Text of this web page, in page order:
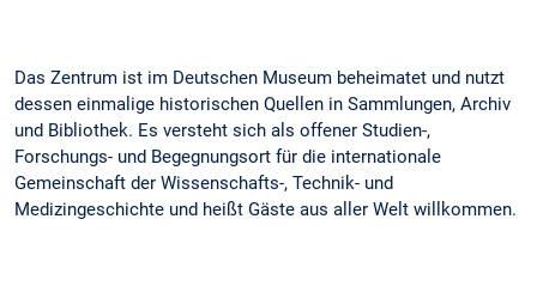
Das Zentrum ist im Deutschen Museum beheimatet und nutzt
dessen einmalige historischen Quellen in Sammlungen, Archiv
und Bibliothek. Es versteht sich als offener Studien-,
Forschungs- und Begegnungsort für die internationale
Gemeinschaft der Wissenschafts-, Technik- und
Medizingeschichte und heißt Gäste aus aller Welt willkommen.